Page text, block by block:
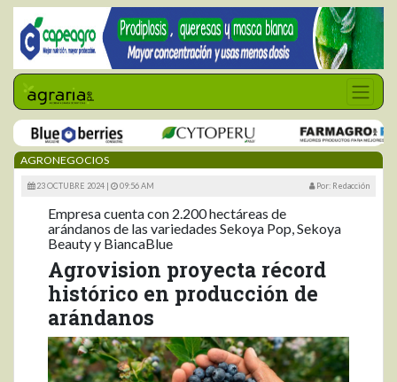
AGRONEGOCIOS
23 OCTUBRE 2024 | 09:56 AM Por: Redacción
Empresa cuenta con 2.200 hectáreas de
arándanos de las variedades Sekoya Pop, Sekoya
Beauty y BiancaBlue
Agrovision proyecta récord
histórico en producción de
arándanos